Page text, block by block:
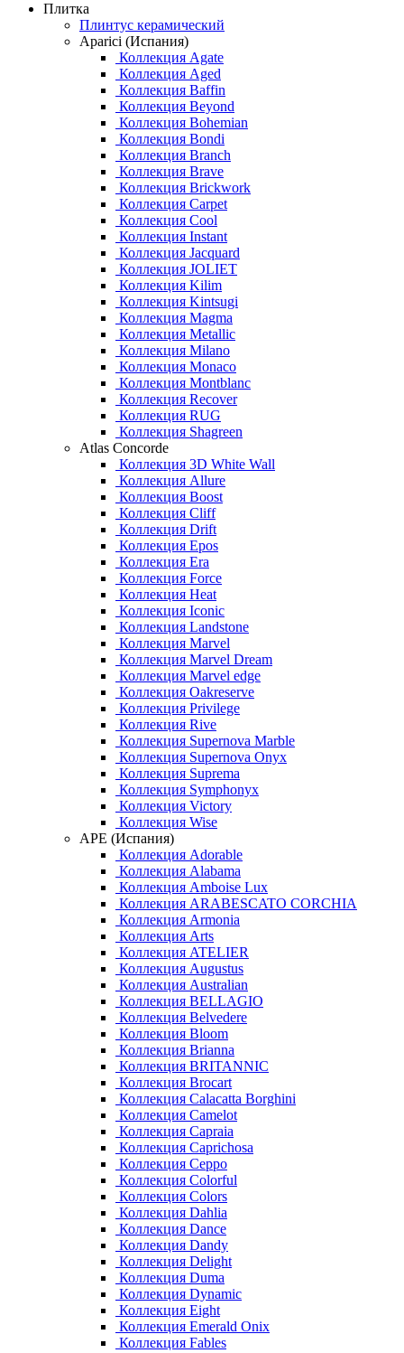
Плитка
Плинтус керамический
Aparici (Испания)
Коллекция Agate
Коллекция Aged
Коллекция Baffin
Коллекция Beyond
Коллекция Bohemian
Коллекция Bondi
Коллекция Branch
Коллекция Brave
Коллекция Brickwork
Коллекция Carpet
Коллекция Cool
Коллекция Instant
Коллекция Jacquard
Коллекция JOLIET
Коллекция Kilim
Коллекция Kintsugi
Коллекция Magma
Коллекция Metallic
Коллекция Milano
Коллекция Monaco
Коллекция Montblanc
Коллекция Recover
Коллекция RUG
Коллекция Shagreen
Atlas Concorde
Коллекция 3D White Wall
Коллекция Allure
Коллекция Boost
Коллекция Cliff
Коллекция Drift
Коллекция Epos
Коллекция Era
Коллекция Force
Коллекция Heat
Коллекция Iconic
Коллекция Landstone
Коллекция Marvel
Коллекция Marvel Dream
Коллекция Marvel edge
Коллекция Oakreserve
Коллекция Privilege
Коллекция Rive
Коллекция Supernova Marble
Коллекция Supernova Onyx
Коллекция Suprema
Коллекция Symphonyx
Коллекция Victory
Коллекция Wise
APE (Испания)
Коллекция Adorable
Коллекция Alabama
Коллекция Amboise Lux
Коллекция ARABESCATO CORCHIA
Коллекция Armonia
Коллекция Arts
Коллекция ATELIER
Коллекция Augustus
Коллекция Australian
Коллекция BELLAGIO
Коллекция Belvedere
Коллекция Bloom
Коллекция Brianna
Коллекция BRITANNIC
Коллекция Brocart
Коллекция Calacatta Borghini
Коллекция Camelot
Коллекция Capraia
Коллекция Caprichosa
Коллекция Ceppo
Коллекция Colorful
Коллекция Colors
Коллекция Dahlia
Коллекция Dance
Коллекция Dandy
Коллекция Delight
Коллекция Duma
Коллекция Dynamic
Коллекция Eight
Коллекция Emerald Onix
Коллекция Fables